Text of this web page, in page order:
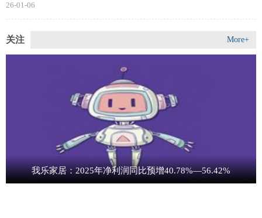
26-01-06
关注 More+
我乐家居：2025年净利润同比预增40.78%—56.42%